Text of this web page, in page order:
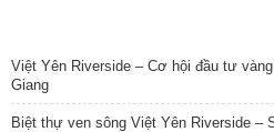
Việt Yên Riverside – Cơ hội đầu tư
Giang
Biệt thự ven sông Việt Yên Riverside –